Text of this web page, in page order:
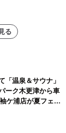
る
「温泉＆サウナ」
ーク木更津から車
ケ浦店が夏フェア